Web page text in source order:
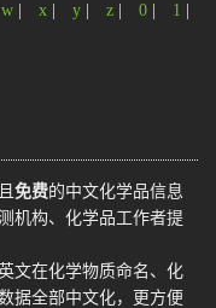
w x y z 0 1
免费的中文化学品信息
机构、化学品工作者提
文在化学物质命名、化
据全部中文化，更方便